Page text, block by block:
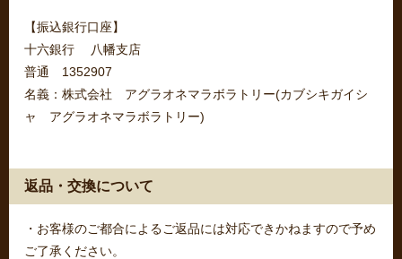
【振込銀行口座】
十六銀行 八幡支店
普通 1352907
名義：株式会社 アグラオネマラボラトリー(カブシキガイシ
ャ アグラオネマラボラトリー)
返品・交換について
・お客様のご都合によるご返品には対応できかねますので予め
ご了承ください。